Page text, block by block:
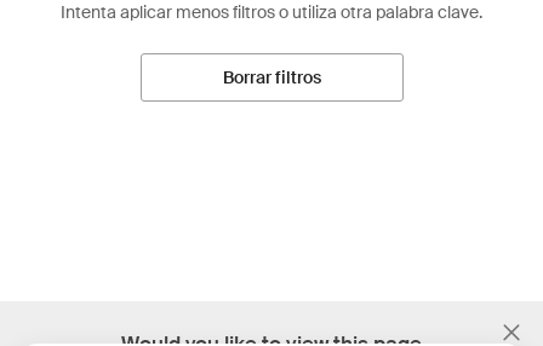
Intenta aplicar menos filtros o utiliza otra palabra clave.
Borrar filtros